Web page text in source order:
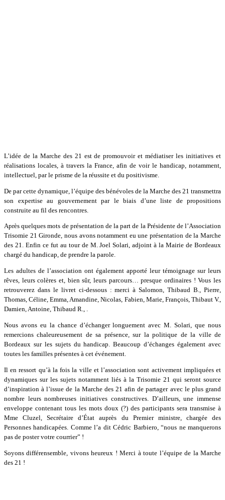
L’idée de la Marche des 21 est de promouvoir et médiatiser les initiatives et
réalisations locales, à travers la France, afin de voir le handicap, notamment,
intellectuel, par le prisme de la réussite et du positivisme.
De par cette dynamique, l’équipe des bénévoles de la Marche des 21 transmettra
son expertise au gouvernement par le biais d’une liste de propositions
construite au fil des rencontres.
Après quelques mots de présentation de la part de la Présidente de l’Association
Trisomie 21 Gironde, nous avons notamment eu une présentation de la Marche
des 21. Enfin ce fut au tour de M. Joel Solari, adjoint à la Mairie de Bordeaux
chargé du handicap, de prendre la parole.
Les adultes de l’association ont également apporté leur témoignage sur leurs
rêves, leurs colères et, bien sûr, leurs parcours… presque ordinaires ! Vous les
retrouverez dans le livret ci-dessous : merci à Salomon, Thibaud B., Pierre,
Thomas, Céline, Emma, Amandine, Nicolas, Fabien, Marie, François, Thibaut V.,
Damien, Antoine, Thibaud R., .
Nous avons eu la chance d’échanger longuement avec M. Solari, que nous
remercions chaleureusement de sa présence, sur la politique de la ville de
Bordeaux sur les sujets du handicap. Beaucoup d’échanges également avec
toutes les familles présentes à cet événement.
Il en ressort qu’à la fois la ville et l’association sont activement impliquées et
dynamiques sur les sujets notamment liés à la Trisomie 21 qui seront source
d’inspiration à l’issue de la Marche des 21 afin de partager avec le plus grand
nombre leurs nombreuses initiatives constructives. D’ailleurs, une immense
enveloppe contenant tous les mots doux (?) des participants sera transmise à
Mme Cluzel, Secrétaire d’État auprès du Premier ministre, chargée des
Personnes handicapées. Comme l’a dit Cédric Barbiero, “nous ne manquerons
pas de poster votre courrier” !
Soyons différensemble, vivons heureux ! Merci à toute l’équipe de la Marche
des 21 !